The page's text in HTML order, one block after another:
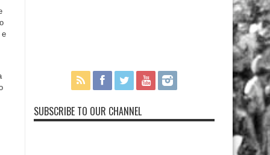
e
SUBSCRIBE TO OUR CHANNEL